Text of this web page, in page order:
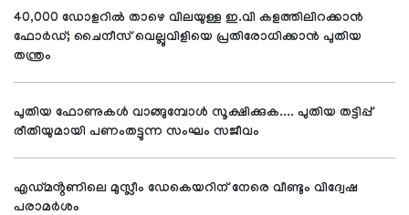
40,000 ഡോളറിൽ താഴെ വിലയുള്ള ഇ.വി കളത്തിലിറക്കാൻ
ഫോർഡ്; ചൈനീസ് വെല്ലുവിളിയെ പ്രതിരോധിക്കാൻ പുതിയ
തന്ത്രം
പുതിയ ഫോണുകൾ വാങ്ങുമ്പോൾ സൂക്ഷിക്കുക.... പുതിയ തട്ടിപ്പ്
രീതിയുമായി പണംതട്ടുന്ന സംഘം സജീവം
എഡ്മൻ്റണിലെ മുസ്ലീം ഡേകെയറിന് നേരെ വീണ്ടും വിദ്വേഷ
പരാമർശം